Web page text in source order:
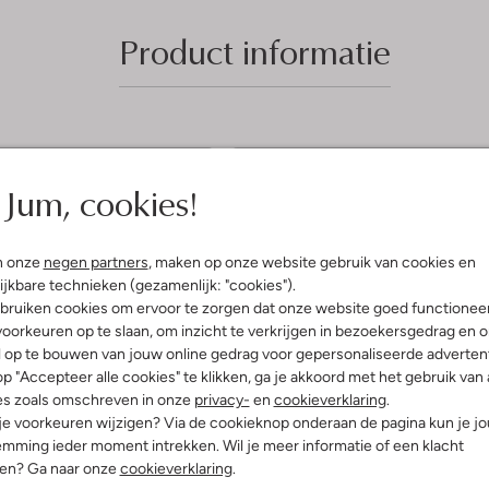
Jum, cookies!
onze negen partners, maken op onze website gebruik van cookies en
technieken (gezamenlijk: "cookies").
cookies om ervoor te zorgen dat onze website goed
op te slaan, om inzicht te verkrijgen in bezoekersgedrag en
op te bouwen van jouw online gedrag voor gepersonaliseerde
"Accepteer alle cookies" te klikken, ga je akkoord met het gebruik van
zoals omschreven in onze privacy- en cookieverklaring.
voorkeuren wijzigen? Via de cookieknop onderaan de pagina kun je
ieder moment intrekken. Wil je meer informatie of een klacht
Ga naar onzecookieverklaring.
Product informatie
2023 door Patty
laarsjes!
prachtige en stoere
laarsjes zijn dit! Ze lopen
eens lekker volgens mijn
Goede aankoop! Helemaal
e
r
r
e
n
Boots
Super blij mee! Vallen goed op maat
en blij met de goede service van
omoda! Kreeg een kortingsbon
mijn verjaardag, dat is toch super!